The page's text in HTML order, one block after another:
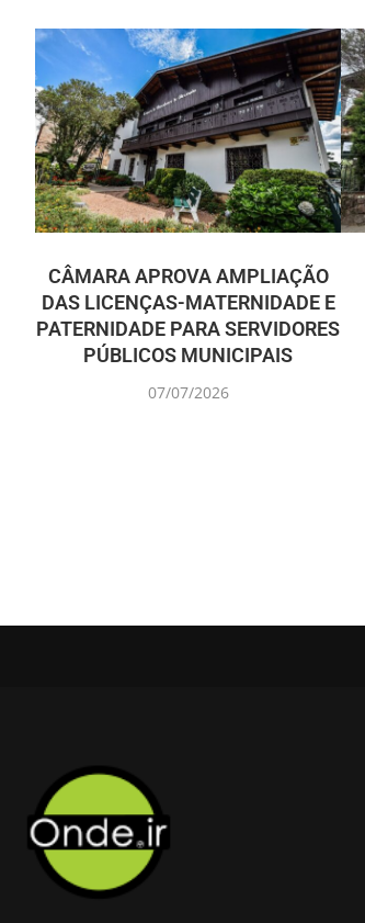
CÂMARA APROVA AMPLIAÇÃO
DAS LICENÇAS-MATERNIDADE E
PATERNIDADE PARA SERVIDORES
PÚBLICOS MUNICIPAIS
07/07/2026